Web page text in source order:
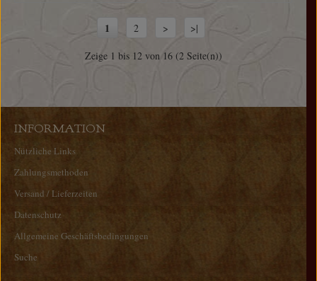
1 2 > >|
Zeige 1 bis 12 von 16 (2 Seite(n))
INFORMATION
Nützliche Links
Zahlungsmethoden
Versand / Lieferzeiten
Datenschutz
Allgemeine Geschäftsbedingungen
Suche